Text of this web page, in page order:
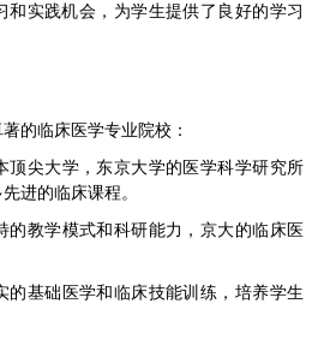
和实践机会，为学生提供了良好的学习
的临床医学专业院校：
顶尖大学，东京大学的医学科学研究所
进的临床课程。
的教学模式和科研能力，京大的临床医
的基础医学和临床技能训练，培养学生